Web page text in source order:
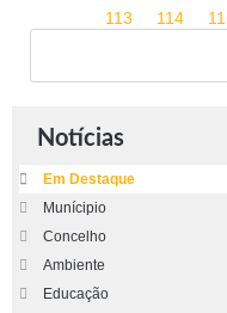
113 114
Notícias
Em Destaque
Munícipio
Concelho
Ambiente
Educação